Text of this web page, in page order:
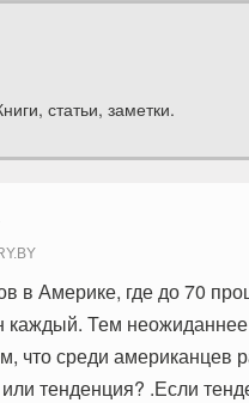
статьи, заметки.
Америке, где до 70
каждый. Тем
что среди американцев
тенденция? .Если